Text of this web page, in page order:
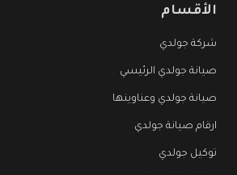
الأقسام
شركة جولدي
صيانة جولدي الرئيسي
صيانة جولدي وعناوينها
ارقام صيانة جولدي
توكيل جولدي